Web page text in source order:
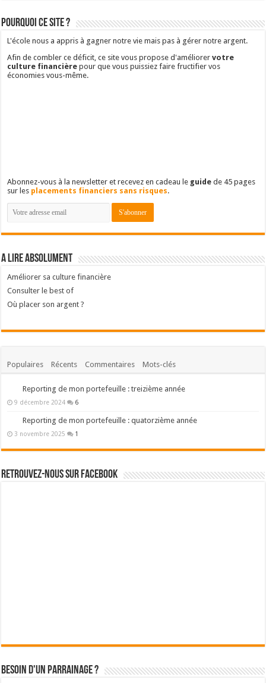
Pourquoi ce site ?
L'école nous a appris à gagner notre vie mais pas à gérer notre argent.
Afin de combler ce déficit, ce site vous propose d'améliorervotre
culture financière pour que vous puissiez faire fructifier vos
économies vous-même.
Abonnez-vous à la newsletter et recevez en cadeau le guide de 45 pages
sur les placements financiers sans risques.
A lire absolument
Améliorer sa culture financière
Consulter le best of
Où placer son argent ?
Populaires Récents Commentaires Mots-clés
Reporting de mon portefeuille : treizième année
9 décembre 2024 6
Reporting de mon portefeuille : quatorzième année
3 novembre 2025 1
Retrouvez-nous sur Facebook
Besoin d'un parrainage ?